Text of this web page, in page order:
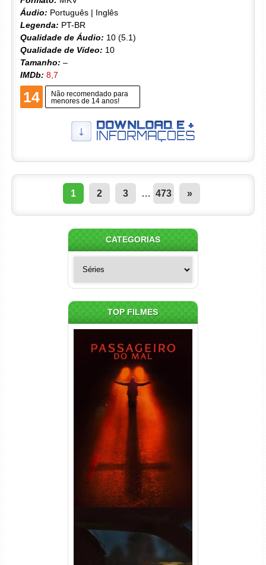
Áudio: Português | Inglês
Legenda: PT-BR
Qualidade de Áudio: 10 (5.1)
Qualidade de Vídeo: 10
Tamanho: –
IMDb: 8,7
14
Não recomendado para
menores de 14 anos!
1 2 3 … 473 »
CATEGORIAS
TOP FILMES
Passageiro do Mal Torrent
(2026) WEB-DL 1080p Dual
Áudio